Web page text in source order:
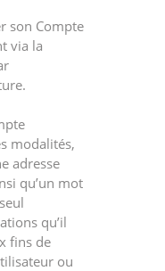
son Compte
via la
modalités,
adresse
qu’un mot
qu’il
fins de
ou